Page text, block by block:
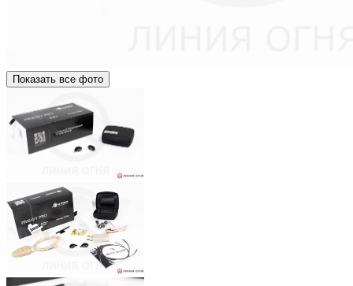
Показать все фото